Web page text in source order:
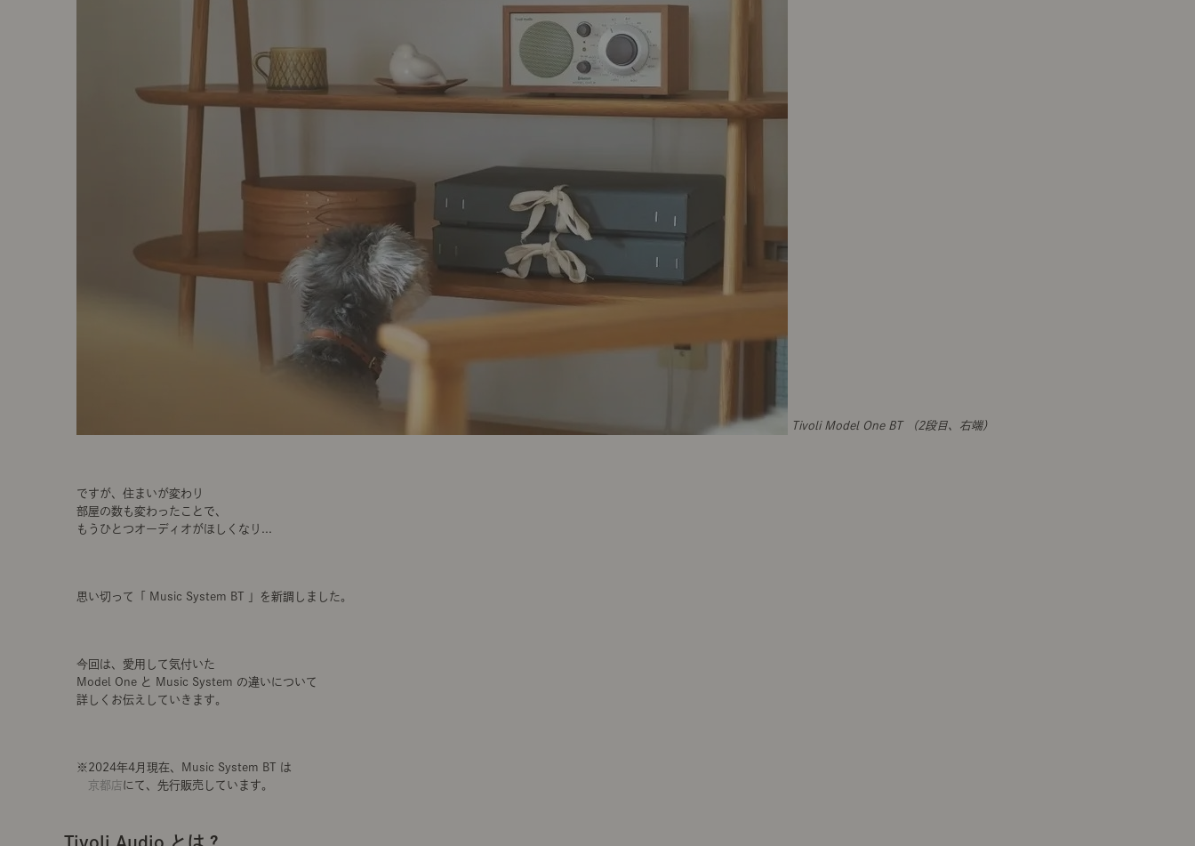
Tivoli Model One BT （2段目、右端）
ですが、住まいが変わり
部屋の数も変わったことで、
もうひとつオーディオがほしくなり...
思い切って「 Music System BT 」を新調しました。
今回は、愛用して気付いた
Model One と Music System の違いについて
詳しくお伝えしていきます。
※2024年4月現在、Music System BT は
京都店にて、先行販売しています。
Tivoli Audio とは？